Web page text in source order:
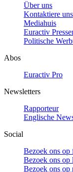
Über uns
Kontaktiere uns
Mediahuis
Euractiv
Politische
Abos
Euractiv Pro
Newsletters
Rapporteur
Englische
Social
Bezoek ons op
Bezoek ons op
Bezoek ons op